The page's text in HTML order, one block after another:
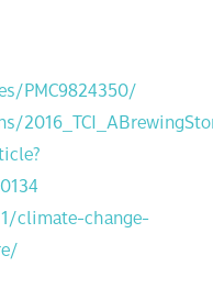
PMC9824350/
climate-change-